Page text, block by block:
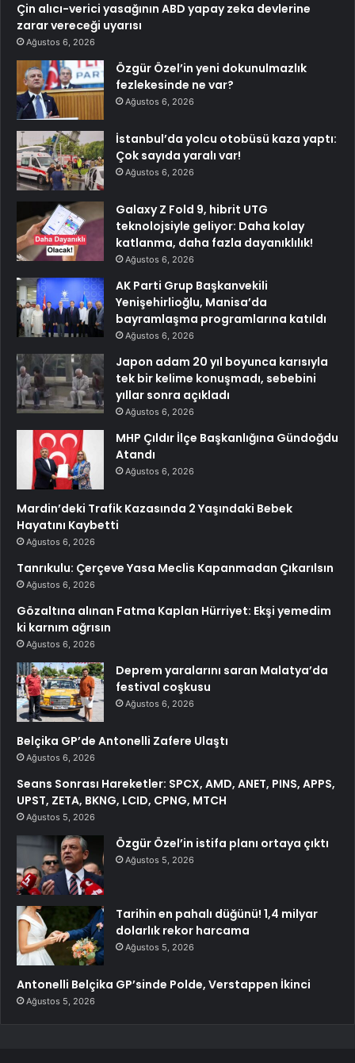
Çin alıcı-verici yasağının ABD yapay zeka devlerine
zarar vereceği uyarısı
Ağustos 6, 2026
Özgür Özel’in yeni dokunulmazlık
fezlekesinde ne var?
Ağustos 6, 2026
İstanbul’da yolcu otobüsü kaza yaptı:
Çok sayıda yaralı var!
Ağustos 6, 2026
Galaxy Z Fold 9, hibrit UTG
teknolojsiyle geliyor: Daha kolay
katlanma, daha fazla dayanıklılık!
Ağustos 6, 2026
AK Parti Grup Başkanvekili
Yenişehirlioğlu, Manisa’da
bayramlaşma programlarına katıldı
Ağustos 6, 2026
Japon adam 20 yıl boyunca karısıyla
tek bir kelime konuşmadı, sebebini
yıllar sonra açıkladı
Ağustos 6, 2026
MHP Çıldır İlçe Başkanlığına Gündoğdu
Atandı
Ağustos 6, 2026
Mardin’deki Trafik Kazasında 2 Yaşındaki Bebek
Hayatını Kaybetti
Ağustos 6, 2026
Tanrıkulu: Çerçeve Yasa Meclis Kapanmadan Çıkarılsın
Ağustos 6, 2026
Gözaltına alınan Fatma Kaplan Hürriyet: Ekşi yemedim
ki karnım ağrısın
Ağustos 6, 2026
Deprem yaralarını saran Malatya’da
festival coşkusu
Ağustos 6, 2026
Belçika GP’de Antonelli Zafere Ulaştı
Ağustos 6, 2026
Seans Sonrası Hareketler: SPCX, AMD, ANET, PINS, APPS,
UPST, ZETA, BKNG, LCID, CPNG, MTCH
Ağustos 5, 2026
Özgür Özel’in istifa planı ortaya çıktı
Ağustos 5, 2026
Tarihin en pahalı düğünü! 1,4 milyar
dolarlık rekor harcama
Ağustos 5, 2026
Antonelli Belçika GP’sinde Polde, Verstappen İkinci
Ağustos 5, 2026